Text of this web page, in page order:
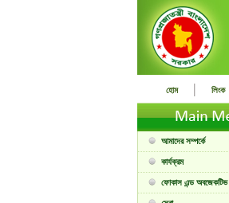
হোম | লিংক
আমাদের সম্পর্কে
কার্যক্রম
ফোকাস এন্ড অবজেকটিভ